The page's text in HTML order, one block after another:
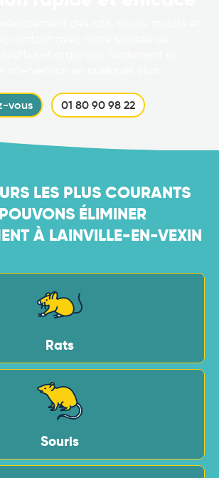
vous 01 80 90 98 22
LES PLUS COURANTS
ÉLIMINER
À LAINVILLE-EN-VEXIN
Rats
Souris